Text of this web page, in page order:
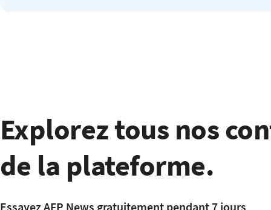
Explorez tous nos
de la plateforme.
Essayez AFP News gratuitement pendant 7 jours